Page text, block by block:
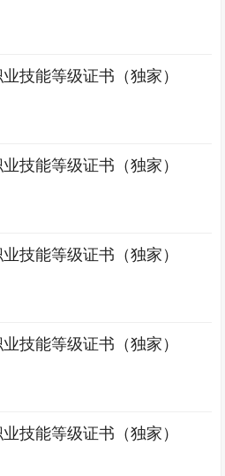
技能等级证书（独家）
技能等级证书（独家）
技能等级证书（独家）
技能等级证书（独家）
技能等级证书（独家）